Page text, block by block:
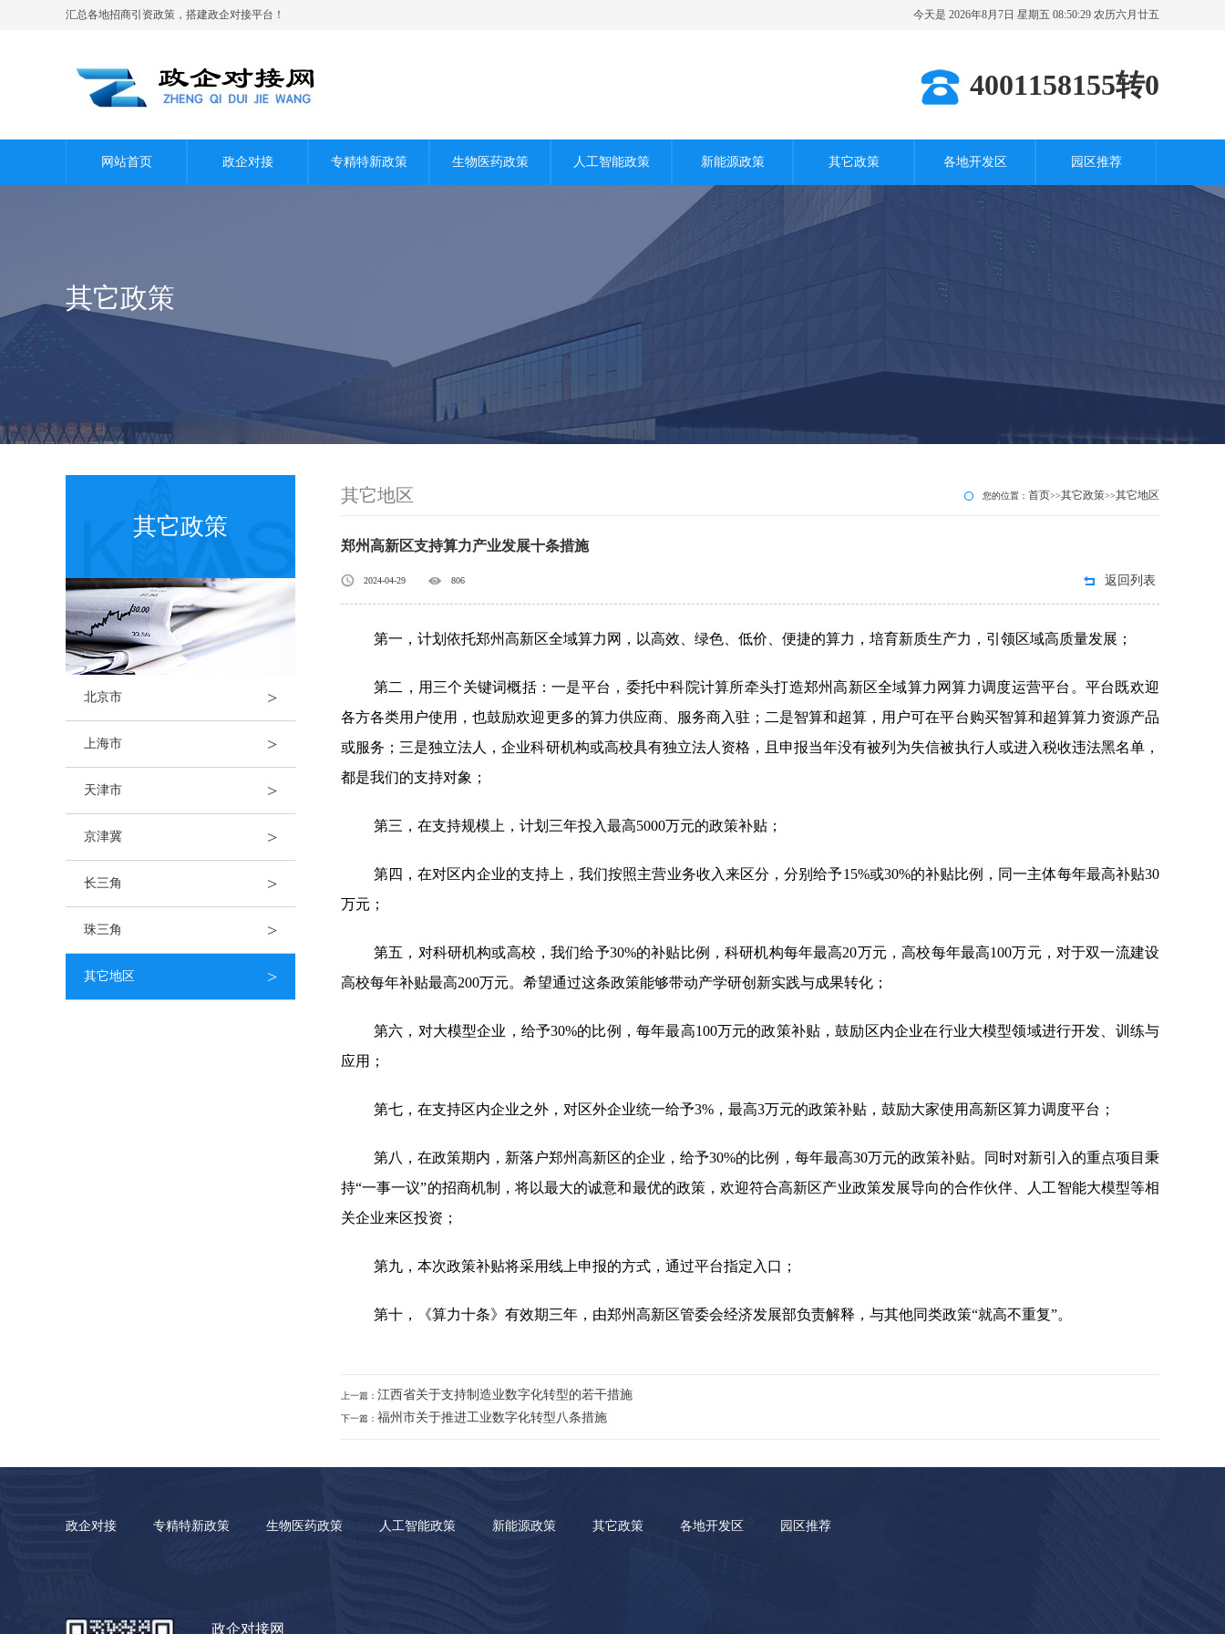
汇总各地招商引资政策，搭建政企对接平台！ 今天是 2026年8月7日 星期五 08:50:30 农历六月廿五
4001158155转0
网站首页 政企对接 专精特新政策 生物医药政策 人工智能政策 新能源政策 其它政策 各地开发区
其它城市
园区推荐
其它政策
其它政策
北京市 >
上海市 >
天津市 >
京津冀 >
长三角 >
珠三角 >
其它地区 >
其它地区 您的位置： 首页>>其它政策>>其它地区
郑州高新区支持算力产业发展十条措施
2024-04-29 806 返回列表
第一，计划依托郑州高新区全域算力网，以高效、绿色、低价、便捷的算力，培育新质生产力，引领区域高质量发展；
第二，用三个关键词概括：一是平台，委托中科院计算所牵头打造郑州高新区全域算力网算力调度运营平台。平台既欢迎
各方各类用户使用，也鼓励欢迎更多的算力供应商、服务商入驻；二是智算和超算，用户可在平台购买智算和超算算力资源产品
或服务；三是独立法人，企业科研机构或高校具有独立法人资格，且申报当年没有被列为失信被执行人或进入税收违法黑名单，
都是我们的支持对象；
第三，在支持规模上，计划三年投入最高5000万元的政策补贴；
第四，在对区内企业的支持上，我们按照主营业务收入来区分，分别给予15%或30%的补贴比例，同一主体每年最高补贴30
万元；
第五，对科研机构或高校，我们给予30%的补贴比例，科研机构每年最高20万元，高校每年最高100万元，对于双一流建设
高校每年补贴最高200万元。希望通过这条政策能够带动产学研创新实践与成果转化；
第六，对大模型企业，给予30%的比例，每年最高100万元的政策补贴，鼓励区内企业在行业大模型领域进行开发、训练与
应用；
第七，在支持区内企业之外，对区外企业统一给予3%，最高3万元的政策补贴，鼓励大家使用高新区算力调度平台；
第八，在政策期内，新落户郑州高新区的企业，给予30%的比例，每年最高30万元的政策补贴。同时对新引入的重点项目秉
持“一事一议”的招商机制，将以最大的诚意和最优的政策，欢迎符合高新区产业政策发展导向的合作伙伴、人工智能大模型等相
关企业来区投资；
第九，本次政策补贴将采用线上申报的方式，通过平台指定入口；
第十，《算力十条》有效期三年，由郑州高新区管委会经济发展部负责解释，与其他同类政策“就高不重复”。
上一篇： 江西省关于支持制造业数字化转型的若干措施
下一篇： 福州市关于推进工业数字化转型八条措施
政企对接 专精特新政策 生物医药政策 人工智能政策 新能源政策 其它政策 各地开发区 园区推荐
政企对接网